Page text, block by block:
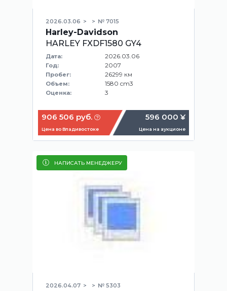
2026.03.06 № 7015
Harley-Davidson
HARLEY FXDF1580 GY4
Дата: 2026.03.06
Год: 2007
Пробег: 26299 км
Объем: 1580 cm3
Оценка: 3
906 506 руб.
Цена во Владивостоке
596 000 ¥
Цена на аукционе
НАПИСАТЬ МЕНЕДЖЕРУ
2026.04.07 № 5303